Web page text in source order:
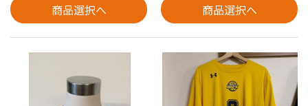
商品選択へ 商品選択へ